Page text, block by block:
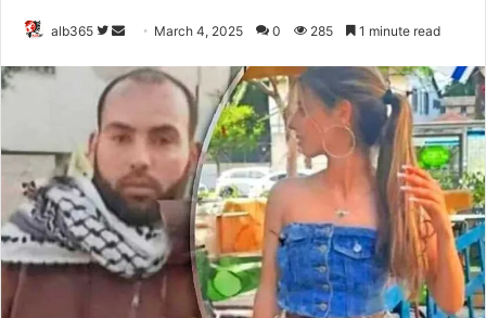
alb365
Follow
Twitter
Send
email
March 4, 2025 0 285 1 minute read